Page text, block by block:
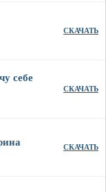
СКАЧАТЬ
себе
СКАЧАТЬ
СКАЧАТЬ